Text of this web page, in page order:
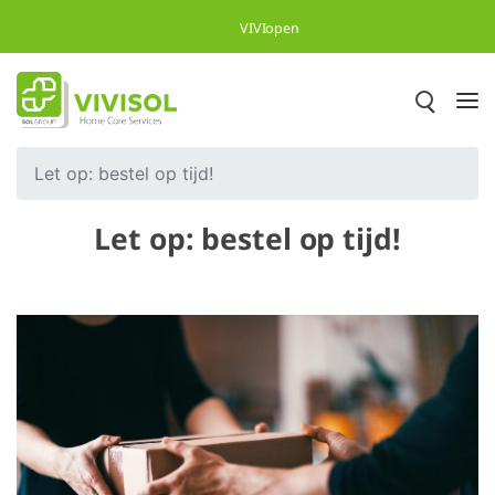
VIVIopen
Let op: bestel op tijd!
Let op: bestel op tijd!